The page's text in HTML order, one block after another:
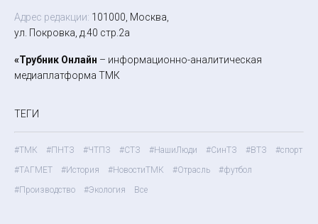
Адрес редакции: 101000, Москва,
ул. Покровка, д.40 стр.2а
«Трубник Онлайн – информационно-аналитическая
медиаплатформа ТМК
ТЕГИ
#ТМК #ПНТЗ #ЧТПЗ #СТЗ #НашиЛюди #СинТЗ #ВТЗ
#спорт
#ТАГМЕТ
#История #НовостиТМК #Отрасль
#футбол
#Производство
#Экология Все